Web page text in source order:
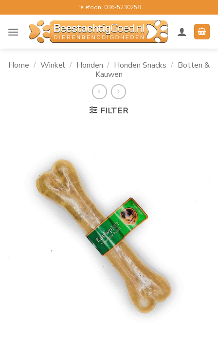
naar
inhoud
Telefoon: 036-5230258
Home / Winkel / Honden / Honden Snacks / Botten &
Kauwen
FILTER